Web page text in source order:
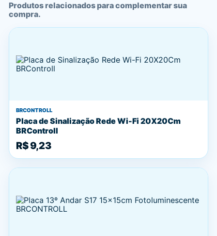
Produtos relacionados para complementar sua
compra.
BRCONTROLL
Placa de Sinalização Rede Wi-Fi 20X20Cm
BRControll
R$ 9,23